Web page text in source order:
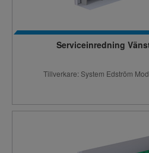
Serviceinredning
Tillverkare: System Edström